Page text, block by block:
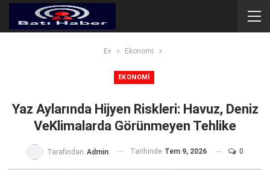
Ev Ekonomi
EKONOMI
Yaz Aylarında Hijyen Riskleri: Havuz, Deniz
VeKlimalarda Görünmeyen Tehlike
Tarafından Admin Tarihinde Tem 9, 2026 0